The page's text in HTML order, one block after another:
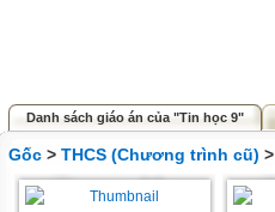
Danh sách giáo án của "Tin học 9"
Gốc > THCS (Chương trình cũ)